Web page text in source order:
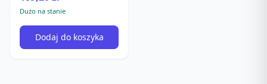
Dużo na stanie
Dodaj do koszyka